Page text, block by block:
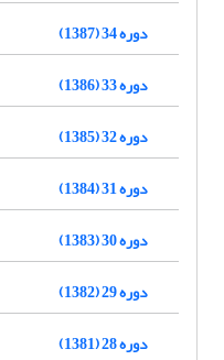
دوره 34 (1387)
دوره 33 (1386)
دوره 32 (1385)
دوره 31 (1384)
دوره 30 (1383)
دوره 29 (1382)
دوره 28 (1381)